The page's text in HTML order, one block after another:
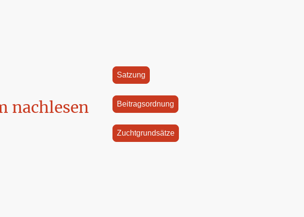
nachlesen
Satzung
Beitragsordnung
Zuchtgrundsätze